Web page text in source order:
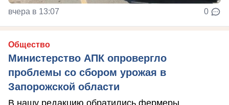
вчера в 13:07 0
Общество
Министерство АПК опровергло
проблемы со сбором урожая в
Запорожской области